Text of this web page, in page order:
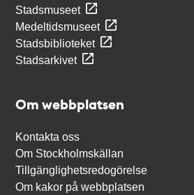
Stadsmuseet
Medeltidsmuseet
Stadsbiblioteket
Stadsarkivet
Om webbplatsen
Kontakta oss
Om Stockholmskällan
Tillgänglighetsredogörelse
Om kakor på webbplatsen